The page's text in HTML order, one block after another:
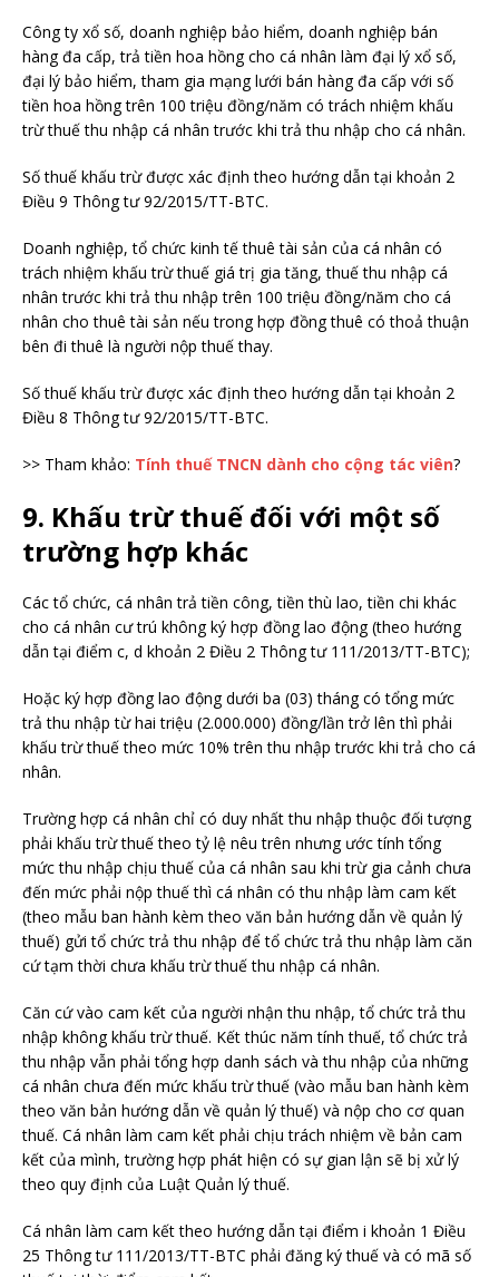
Công ty xổ số, doanh nghiệp bảo hiểm, doanh nghiệp bán
hàng đa cấp, trả tiền hoa hồng cho cá nhân làm đại lý xổ số,
đại lý bảo hiểm, tham gia mạng lưới bán hàng đa cấp với số
tiền hoa hồng trên 100 triệu đồng/năm có trách nhiệm khấu
trừ thuế thu nhập cá nhân trước khi trả thu nhập cho cá nhân.
Số thuế khấu trừ được xác định theo hướng dẫn tại khoản 2
Điều 9 Thông tư 92/2015/TT-BTC.
Doanh nghiệp, tổ chức kinh tế thuê tài sản của cá nhân có
trách nhiệm khấu trừ thuế giá trị gia tăng, thuế thu nhập cá
nhân trước khi trả thu nhập trên 100 triệu đồng/năm cho cá
nhân cho thuê tài sản nếu trong hợp đồng thuê có thoả thuận
bên đi thuê là người nộp thuế thay.
Số thuế khấu trừ được xác định theo hướng dẫn tại khoản 2
Điều 8 Thông tư 92/2015/TT-BTC.
>> Tham khảo: Tính thuế TNCN dành cho cộng tác viên?
9. Khấu trừ thuế đối với một số
trường hợp khác
Các tổ chức, cá nhân trả tiền công, tiền thù lao, tiền chi khác
cho cá nhân cư trú không ký hợp đồng lao động (theo hướng
dẫn tại điểm c, d khoản 2 Điều 2 Thông tư 111/2013/TT-BTC);
Hoặc ký hợp đồng lao động dưới ba (03) tháng có tổng mức
trả thu nhập từ hai triệu (2.000.000) đồng/lần trở lên thì phải
khấu trừ thuế theo mức 10% trên thu nhập trước khi trả cho cá
nhân.
Trường hợp cá nhân chỉ có duy nhất thu nhập thuộc đối tượng
phải khấu trừ thuế theo tỷ lệ nêu trên nhưng ước tính tổng
mức thu nhập chịu thuế của cá nhân sau khi trừ gia cảnh chưa
đến mức phải nộp thuế thì cá nhân có thu nhập làm cam kết
(theo mẫu ban hành kèm theo văn bản hướng dẫn về quản lý
thuế) gửi tổ chức trả thu nhập để tổ chức trả thu nhập làm căn
cứ tạm thời chưa khấu trừ thuế thu nhập cá nhân.
Căn cứ vào cam kết của người nhận thu nhập, tổ chức trả thu
nhập không khấu trừ thuế. Kết thúc năm tính thuế, tổ chức trả
thu nhập vẫn phải tổng hợp danh sách và thu nhập của những
cá nhân chưa đến mức khấu trừ thuế (vào mẫu ban hành kèm
theo văn bản hướng dẫn về quản lý thuế) và nộp cho cơ quan
thuế. Cá nhân làm cam kết phải chịu trách nhiệm về bản cam
kết của mình, trường hợp phát hiện có sự gian lận sẽ bị xử lý
theo quy định của Luật Quản lý thuế.
Cá nhân làm cam kết theo hướng dẫn tại điểm i khoản 1 Điều
25 Thông tư 111/2013/TT-BTC phải đăng ký thuế và có mã số